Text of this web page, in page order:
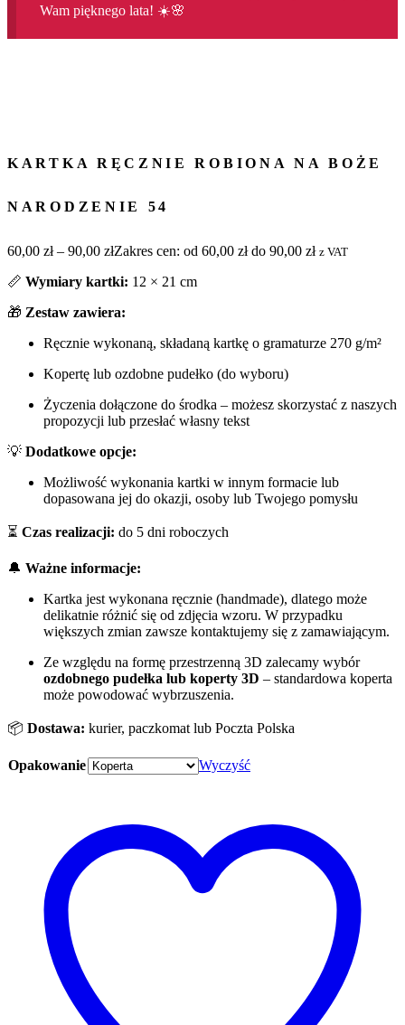
Wam pięknego lata! ☀️🌸
KARTKA RĘCZNIE ROBIONA NA BOŻE
NARODZENIE 54
60,00 zł – 90,00 złZakres cen: od 60,00 zł do 90,00 zł z VAT
📏 Wymiary kartki: 12 × 21 cm
🎁 Zestaw zawiera:
Ręcznie wykonaną, składaną kartkę o gramaturze 270 g/m²
Kopertę lub ozdobne pudełko (do wyboru)
Życzenia dołączone do środka – możesz skorzystać z naszych
propozycji lub przesłać własny tekst
💡 Dodatkowe opcje:
Możliwość wykonania kartki w innym formacie lub
dopasowana jej do okazji, osoby lub Twojego pomysłu
⏳ Czas realizacji: do 5 dni roboczych
🔔 Ważne informacje:
Kartka jest wykonana ręcznie (handmade), dlatego może
delikatnie różnić się od zdjęcia wzoru. W przypadku
większych zmian zawsze kontaktujemy się z zamawiającym.
Ze względu na formę przestrzenną 3D zalecamy wybór
ozdobnego pudełka lub koperty 3D – standardowa koperta
może powodować wybrzuszenia.
📦 Dostawa: kurier, paczkomat lub Poczta Polska
Opakowanie Wyczyść